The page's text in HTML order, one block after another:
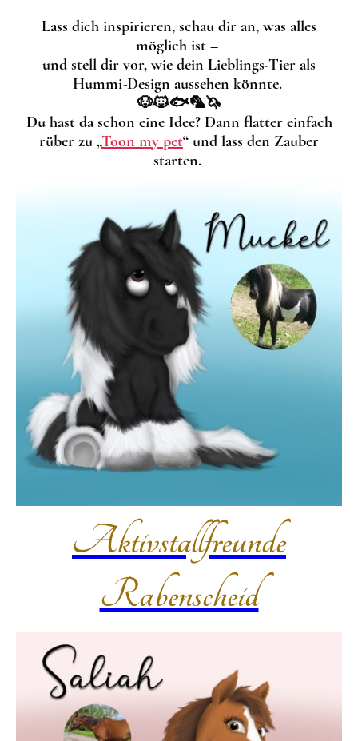
Lass dich inspirieren, schau dir an, was alles
möglich ist –
und stell dir vor, wie dein Lieblings-Tier als
Hummi-Design aussehen könnte.
🐶🐱🐟🦜🦄
Du hast da schon eine Idee? Dann flatter einfach
rüber zu „Toon my pet“ und lass den Zauber
starten.
Aktivstallfreunde
Rabenscheid